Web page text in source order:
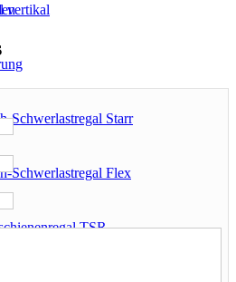
vertikal
Schwerlastregal Starr
Schwerlastregal Flex
TSR